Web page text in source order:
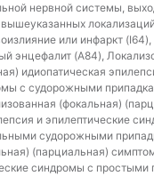
нервной системы,
или инфаркт
энцефалит (A84),
идиопатическая
с судорожными
(фокальная)
и эпилептические
судорожными
(парциальная)
синдромы с